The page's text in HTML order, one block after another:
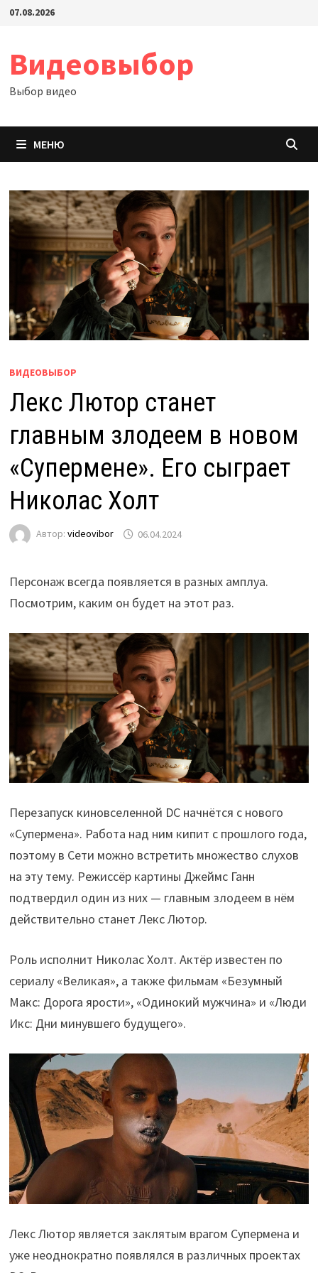
Перейти
07.08.2026
Видеовыбор
Выбор видео
МЕНЮ
ВИДЕОВЫБОР
Лекс Лютор станет
главным злодеем в новом
«Супермене». Его сыграет
Николас Холт
Автор: videovibor 06.04.2024
Персонаж всегда появляется в разных амплуа.
Посмотрим, каким он будет на этот раз.
Перезапуск киновселенной DC начнётся с нового
«Супермена». Работа над ним кипит с прошлого года,
поэтому в Сети можно встретить множество слухов
на эту тему. Режиссёр картины Джеймс Ганн
подтвердил один из них — главным злодеем в нём
действительно станет Лекс Лютор.
Роль исполнит Николас Холт. Актёр известен по
сериалу «Великая», а также фильмам «Безумный
Макс: Дорога ярости», «Одинокий мужчина» и «Люди
Икс: Дни минувшего будущего».
Лекс Лютор является заклятым врагом Супермена и
уже неоднократно появлялся в различных проектах